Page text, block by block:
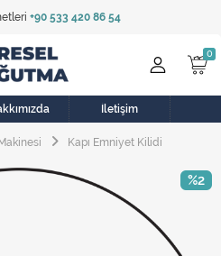
+90 533 420 86 54
Kategoriler
Makinesi
Kurutma Makinesi
İletişim
Kapı Emniyet Kilidi
%2